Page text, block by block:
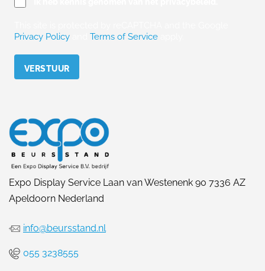
Privacy Policy
Terms of Service
Expo Display Service Laan van Westenenk 90 7336 AZ
Apeldoorn Nederland
info@beursstand.nl
055 3238555